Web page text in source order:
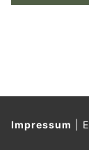
Impressum